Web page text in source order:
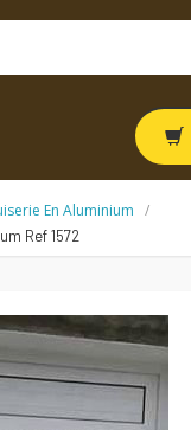
En Aluminium
Ref 1572